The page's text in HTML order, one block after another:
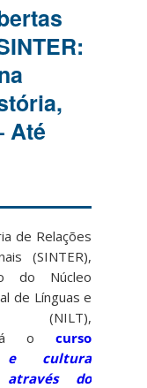
Até
de Relações
(SINTER),
do Núcleo
de Línguas e
(NILT),
ocurso
e cultura
do